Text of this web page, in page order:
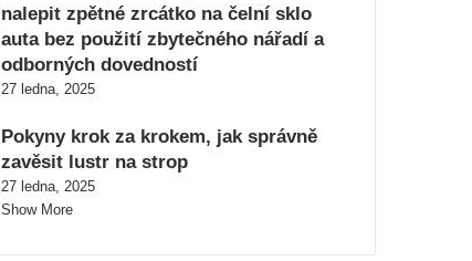
nalepit zpětné zrcátko na čelní sklo
auta bez použití zbytečného nářadí a
odborných dovedností
27 ledna, 2025
Pokyny krok za krokem, jak správně
zavěsit lustr na strop
27 ledna, 2025
Show More